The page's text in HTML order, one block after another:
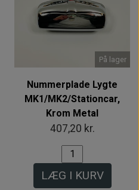
På lager
Nummerplade Lygte
MK1/MK2/Stationcar,
Krom Metal
407,20 kr.
LÆG I KURV